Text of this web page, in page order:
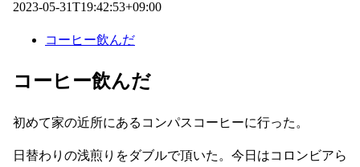
2023-05-31T19:42:53+09:00
コーヒー飲んだ
コーヒー飲んだ
初めて家の近所にあるコンパスコーヒーに行った。
日替わりの浅煎りをダブルで頂いた。今日はコロンビアら